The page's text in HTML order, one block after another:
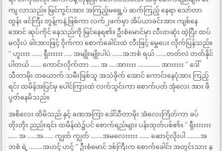
ကျ လာသည်။ မြင်ကွင်းအား အကြည့်မရွေ့ပဲ ဆက်ကြည့် နေရာ သော်တာ
ထွန်း ဖင်ကြီး တွန့်ကနဲ့ ဖြစ်ကာ လက်၂ဖက်မှာ အိပ်ယာခင်းအား ကျစ်နေ
အောင် ဆုပ်ကိုင် နေသည်ကို မြင်နေရ၏။ ဦးစံမောင်မှာ လီးတဆုံး ထဲ့ပြီး ထပ်
မလိုးပဲ ခါးအားဖြင့် ဝိုက်ကာ စောက်ခေါင်းထဲ လီးဖြင့် မွှေပေး လိုက်ပြန်သည်။
” ဟူးးးး ……. ရှီးးးးးး ….. အမျိုးမျိုးပါပဲ …….အဘစံ ရယ် …….တတ်လဲ တတ်နိုင်
ပါတယ် ……. ကောင်းလိုက်တာ …… အ …..အားးးး …………… အားးးးး ” ဒေါ်
သီတာမိုး တယောက် သမီးဖြစ်သူ အသဲခိုက် အောင် ကောင်းနေပုံအား ကြည့်
ရင်း ထမိန်အပြင်မှ ပေါင်ကြားထဲ လက်သွင်းကာ စောက်ပတ် အုံလေး အား ဖိ
ပွတ်နေမိသည်။
အစိလေး ထိမိသည် နှင့် ခဏအကြာ ဒေါ်သီတာမိုး အံလေးကြိတ်ကာ ခပ်
တိုးတိုး ညည်းရင်း ထမိန်ထဲ၌ပင် စောက်ရည်များ ပန်းထုတ်ပစ်၏။ ” ရှီးးးးးးး
…… အ ……အ……. ကျွတ် ကျွတ် ……..အမလေးးးးး ……. ဆောင့်လိုးပါ ………အ
ဘစံ ရဲ့ ………အဟင့် ဟင့် ” ဦးစံမောင် ဒစ်ကြီးက စောက်ခေါင်း အတွင်းသား နု